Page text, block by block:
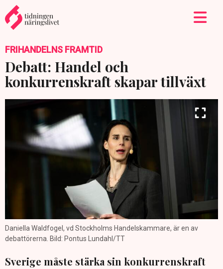
FRIHANDELNS FRAMTID
Debatt: Handel och
konkurrenskraft skapar tillväxt
Daniella Waldfogel, vd Stockholms Handelskammare, är en av
debattörerna. Bild: Pontus Lundahl/TT
Sverige måste stärka sin konkurrenskraft